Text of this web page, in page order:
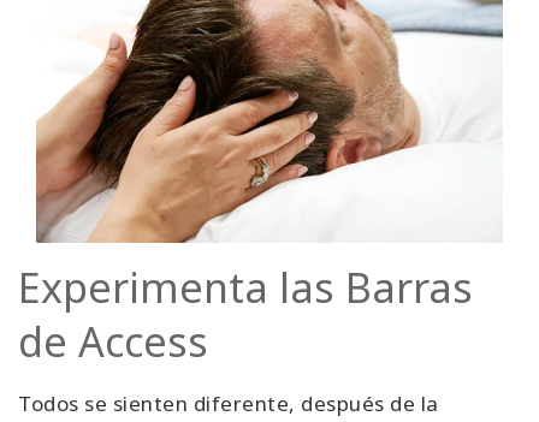
Experimenta las Barras
de Access
Todos se sienten diferente, después de la